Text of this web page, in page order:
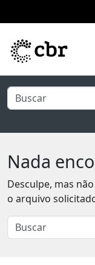
Nada
Desculpe, mas
o arquivo